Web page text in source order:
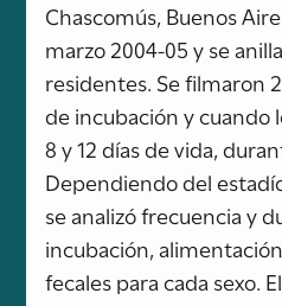
Chascomús, Buenos
marzo 2004-05 y se
residentes. Se filmaron
de incubación y cuando
8 y 12 días de vida,
Dependiendo del
se analizó frecuencia y
incubación,
fecales para cada sexo.